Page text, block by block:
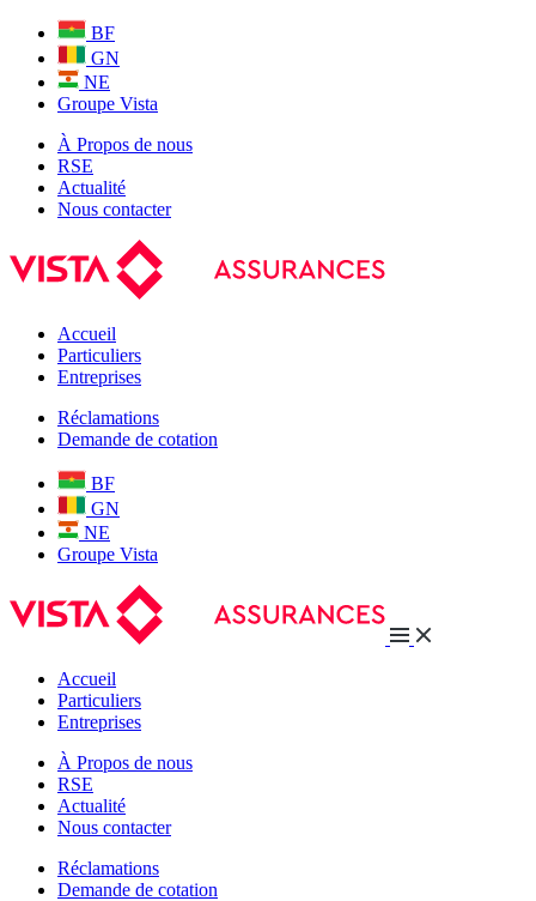
BF
GN
NE
Groupe Vista
À Propos de nous
RSE
Actualité
Nous contacter
Accueil
Particuliers
Entreprises
Réclamations
Demande de cotation
BF
GN
NE
Groupe Vista
Accueil
Particuliers
Entreprises
À Propos de nous
RSE
Actualité
Nous contacter
Réclamations
Demande de cotation